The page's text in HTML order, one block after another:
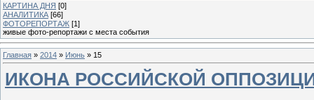
КАРТИНА ДНЯ [0]
АНАЛИТИКА [66]
ФОТОРЕПОРТАЖ [1]
живые фото-репортажи с места события
Главная » 2014 » Июнь » 15
ИКОНА РОССИЙСКОЙ